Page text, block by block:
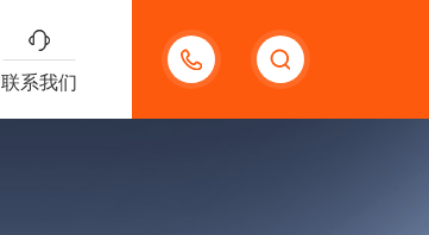
18621312427
联系我们